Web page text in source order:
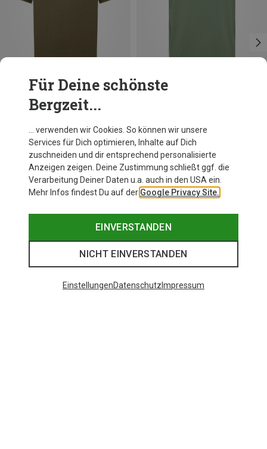
Du sparst 31%
Für Deine schönste
Bergzeit...
… verwenden wir Cookies. So können wir unsere
Services für Dich optimieren, Inhalte auf Dich
zuschneiden und dir entsprechend personalisierte
Anzeigen zeigen. Deine Zustimmung schließt ggf. die
Verarbeitung Deiner Daten u.a. auch in den USA ein.
Mehr Infos findest Du auf der Google Privacy Site.
EINVERSTANDEN
NICHT EINVERSTANDEN
EinstellungenDatenschutz Impressum